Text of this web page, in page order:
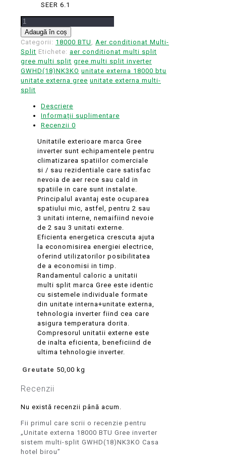
SEER 6.1
Cantitate
Unitate
externa
18000
BTU
Gree
inverter
sistem
split
GWHD(18)NK3KO
Casa
birou
Adaugă în coș
Categorii: 18000 BTU , Aer conditionat Multi-
Split Etichete: aer conditionat multi split
gree multi split gree multi split inverter
GWHD(18)NK3KO unitate externa 18000 btu
unitate externa gree unitate externa multi-
split
Descriere
Informații suplimentare
Recenzii 0
Unitatile exterioare marca Gree
inverter sunt echipamentele pentru
climatizarea spatiilor comerciale
si / sau rezidentiale care satisfac
nevoia de aer rece sau cald in
spatiile in care sunt instalate.
Principalul avantaj este ocuparea
spatiului mic, astfel, pentru 2 sau
3 unitati interne, nemaifiind nevoie
de 2 sau 3 unitati externe.
Eficienta energetica crescuta ajuta
la economisirea energiei electrice,
oferind utilizatorilor posibilitatea
de a economisi in timp.
Randamentul caloric a unitatii
multi split marca Gree este identic
cu sistemele individuale formate
din unitate interna+unitate externa,
tehnologia inverter fiind cea care
asigura temperatura dorita.
Compresorul unitatii externe este
de inalta eficienta, beneficiind de
ultima tehnologie inverter.
Greutate 50,00 kg
Recenzii
Nu există recenzii până acum.
Fii primul care scrii o recenzie pentru
„Unitate externa 18000 BTU Gree inverter
sistem multi-split GWHD(18)NK3KO Casa
hotel birou”